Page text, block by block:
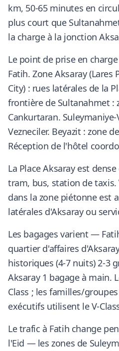
km, 50-65 minutes en
plus court que
la charge à la jonction
Le point de prise en
Fatih. Zone Aksaray (Lares
City) : rues latérales de la
frontière de Sultanahmet :
Cankurtaran.
Vezneciler. Beyazit : zone
Réception de l'hôtel
La Place Aksaray est
tram, bus, station de
dans la zone piétonne est
latérales d'Aksaray ou
Les bagages varient —
quartier d'affaires
historiques (4-7 nuits) 2-3
Aksaray 1 bagage à main.
Class ; les familles/
exécutifs utilisent le V-
Le trafic à Fatih change
l'Eid — les zones de